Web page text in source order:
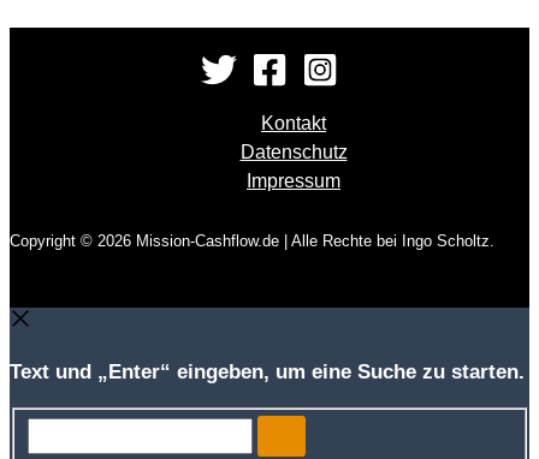
Kontakt
Datenschutz
Impressum
Copyright © 2026 Mission-Cashflow.de | Alle Rechte bei Ingo Scholtz.
Text und „Enter“ eingeben, um eine Suche zu starten.